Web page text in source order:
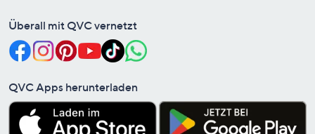
Überall mit QVC vernetzt
QVC Apps herunterladen